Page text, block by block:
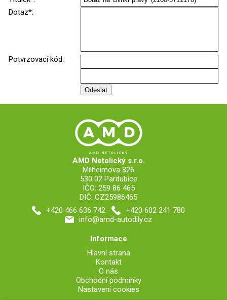
Dotaz*:
Potvrzovací kód:
AMD Netolický s.r.o.
Milheimova 826
530 02 Pardubice
IČO: 259 86 465
DIČ: CZ25986465
+420 466 636 742
+420 602 241 780
info@amd-autodily.cz
Informace
Hlavní strana
Kontakt
O nás
Obchodní podmínky
Nastavení cookies